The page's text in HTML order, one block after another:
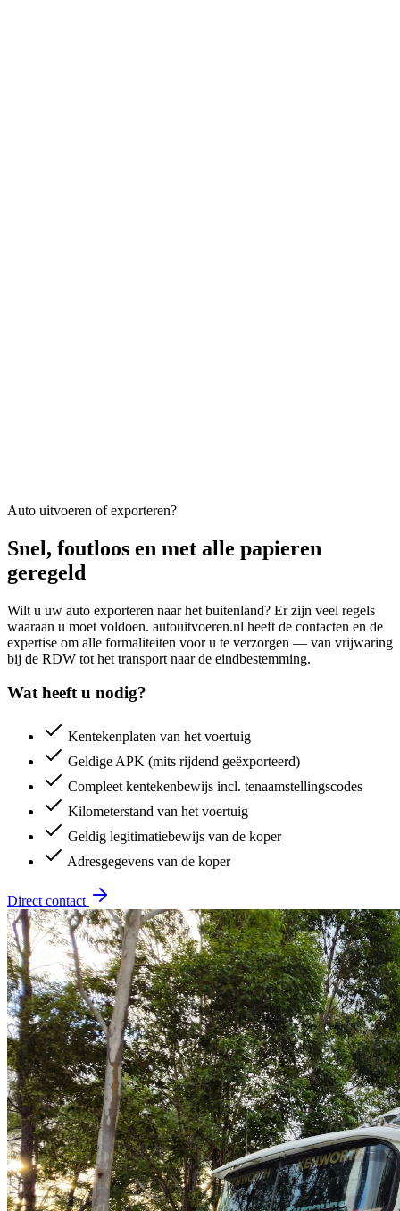
Auto uitvoeren of exporteren?
Snel, foutloos en met alle papieren
geregeld
Wilt u uw auto exporteren naar het buitenland? Er zijn veel regels
waaraan u moet voldoen. autouitvoeren.nl heeft de contacten en de
expertise om alle formaliteiten voor u te verzorgen — van vrijwaring
bij de RDW tot het transport naar de eindbestemming.
Wat heeft u nodig?
Kentekenplaten van het voertuig
Geldige APK (mits rijdend geëxporteerd)
Compleet kentekenbewijs incl. tenaamstellingscodes
Kilometerstand van het voertuig
Geldig legitimatiebewijs van de koper
Adresgegevens van de koper
Direct contact